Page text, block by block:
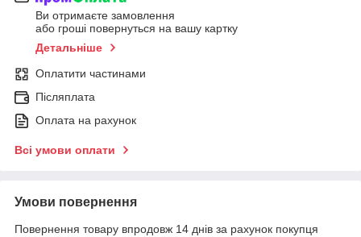
Ви отримаєте замовлення
або гроші повернуться на вашу картку
Детальніше
Оплатити частинами
Післяплата
Оплата на рахунок
Всі умови оплати
Умови повернення
Повернення товару впродовж 14 днів за рахунок покупця